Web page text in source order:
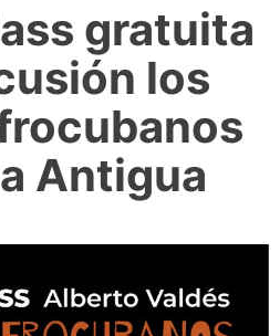
gratuita
los
Antigua